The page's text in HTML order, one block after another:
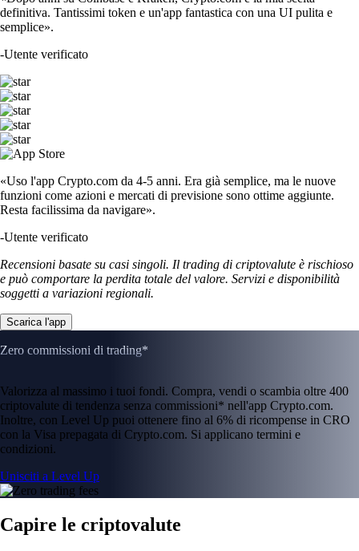
definitiva. Tantissimi token e un'app fantastica con una UI pulita e
semplice».
-Utente verificato
«Uso l'app Crypto.com da 4-5 anni. Era già semplice, ma le nuove
funzioni come azioni e mercati di previsione sono ottime aggiunte.
Resta facilissima da navigare».
-Utente verificato
Recensioni basate su casi singoli. Il trading di criptovalute è rischioso
e può comportare la perdita totale del valore. Servizi e disponibilità
soggetti a variazioni regionali.
Scarica l'app
Zero commissioni di trading*
Valorizza al massimo i tuoi fondi. Compra, vendi o scambia oltre 400
criptovalute di tendenza senza commissioni* nell'app Crypto.com.
Inoltre, con Level Up puoi ottenere fino al 6% di ricompense in CRO
con la Visa prepagata di Crypto.com. Si applicano termini e
condizioni.
Unisciti a Level Up
Capire le criptovalute